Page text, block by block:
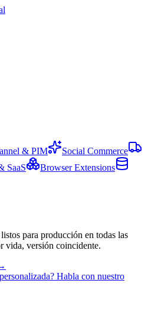
& PIM
Social Commerce
SaaS
Browser Extensions
para producción en todas las
vida, versión coincidente.
Habla con nuestro